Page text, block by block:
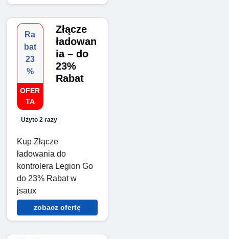
Ra
bat
23
%
OFER
TA
Użyto 2 razy
Złącze
ładowan
ia – do
23%
Rabat
Kup Złącze
ładowania do
kontrolera Legion Go
do 23% Rabat w
jsaux
zobacz ofertę